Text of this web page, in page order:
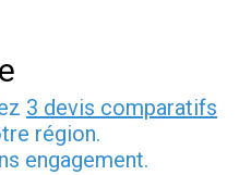
3 devis comparatifs
région.
engagement.